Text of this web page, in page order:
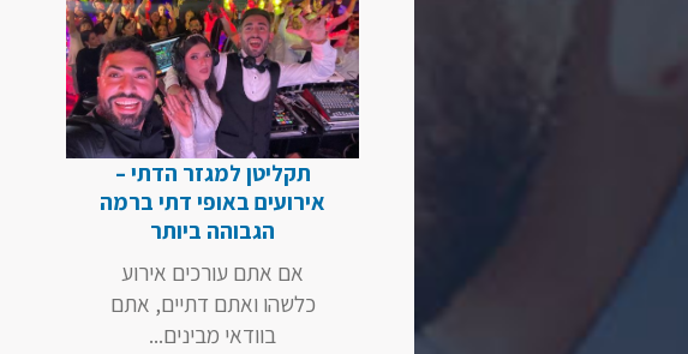
תקליטן למגזר הדתי –
אירועים באופי דתי ברמה
הגבוהה ביותר
אם אתם עורכים אירוע
כלשהו ואתם דתיים, אתם
בוודאי מבינים...